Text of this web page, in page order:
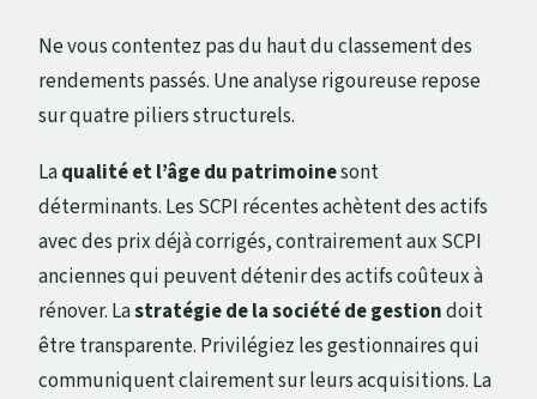
Ne vous contentez pas du haut du classement des
rendements passés. Une analyse rigoureuse repose
sur quatre piliers structurels.
Laqualité et l’âge du patrimoinesont
déterminants. Les SCPI récentes achètent des actifs
avec des prix déjà corrigés, contrairement aux SCPI
anciennes qui peuvent détenir des actifs coûteux à
rénover. Lastratégie de la société de gestiondoit
être transparente. Privilégiez les gestionnaires qui
communiquent clairement sur leurs acquisitions. La